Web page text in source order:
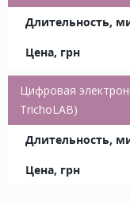
Цифровая
TrichoLAB)